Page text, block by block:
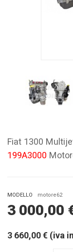
Fiat 1300
199A3000
MODELLO motore62
3 000,00
3 660,00 € (iva